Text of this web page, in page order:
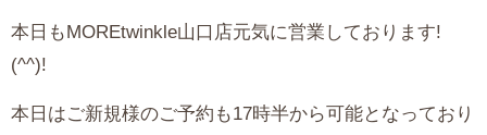
本日もMOREtwinkle山口店元気に営業しております!
(^^)!
本日はご新規様のご予約も17時半から可能となっており